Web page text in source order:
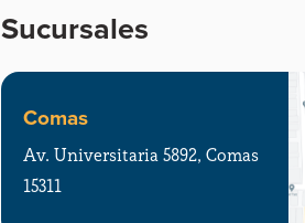
Sucursales
Comas
Av. Universitaria 5892, Comas
15311